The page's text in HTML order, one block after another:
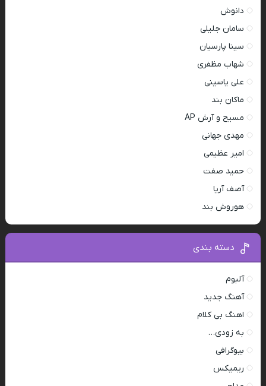
دانوش
سامان جلیلی
سینا پارسیان
شهاب مظفری
علی یاسینی
ماکان بند
مسیح و آرش AP
مهدی جهانی
امیر عظیمی
حمید صفت
آصف آریا
هوروش بند
دسته بندی
آلبوم
آهنگ جدید
اهنگ بی کلام
به زودی…
بیوگرافی
ریمیکس